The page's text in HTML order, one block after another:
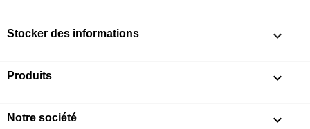
Stocker des informations keyboard_arrow_down
Produits 
Notre société 